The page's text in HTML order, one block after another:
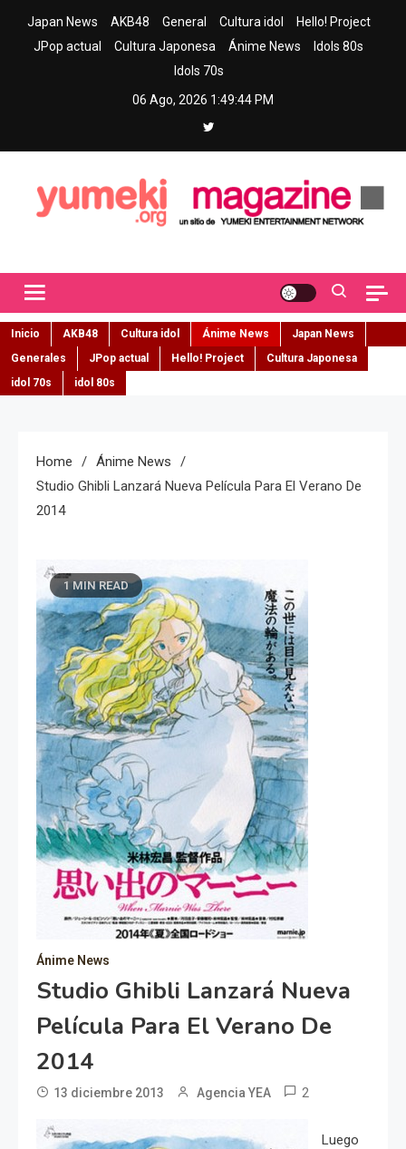
Japan News AKB48 General Cultura idol
Hello! Project
JPop actual
Cultura Japonesa Ánime News
Idols 80s
Idols 70s
06 Ago, 2026 1:49:46 PM
Inicio AKB48 Cultura idol Ánime News
Japan News
Generales
JPop actual Hello! Project
Cultura Japonesa
idol 70s
idol 80s
Home
Ánime News
Studio Ghibli Lanzará Nueva Película Para El Verano De
2014
1 MIN READ
Ánime News
Studio Ghibli Lanzará Nueva
Película Para El Verano De
2014
13 diciembre 2013 Agencia YEA 2
Luego